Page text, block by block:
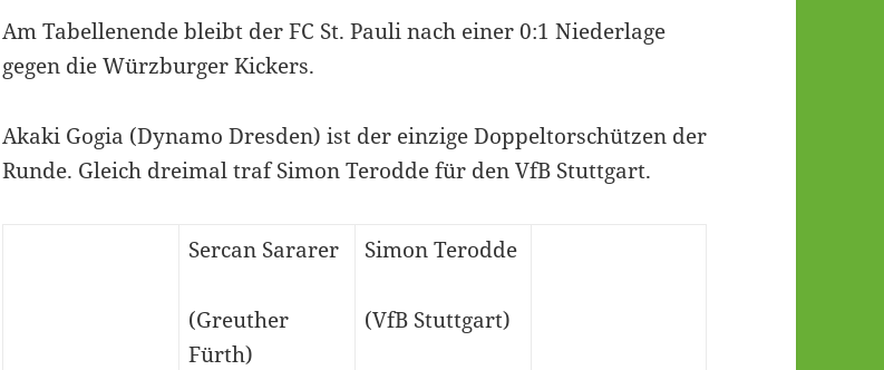
Am Tabellenende bleibt der FC St. Pauli nach einer 0:1 Niederlage
gegen die Würzburger Kickers.
Akaki Gogia (Dynamo Dresden) ist der einzige Doppeltorschützen der
Runde. Gleich dreimal traf Simon Terodde für den VfB Stuttgart.
Sercan Sararer
(Greuther
Fürth)
Simon Terodde
(VfB Stuttgart)